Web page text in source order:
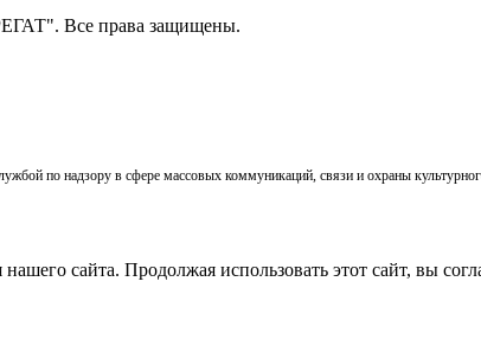
Все права защищены.
по надзору в сфере массовых коммуникаций, связи и охраны
сайта. Продолжая использовать этот сайт, вы